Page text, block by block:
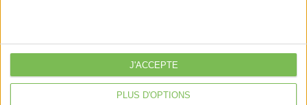
PLUS D'OPTIONS
J'ACCEPTE
À la une
Déclaration Impôt sur le Revenu